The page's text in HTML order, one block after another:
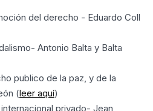
del derecho - Eduardo Coll
Antonio Balta y Balta
publico de la paz, y de la
(leer aquí)
privado- Jean